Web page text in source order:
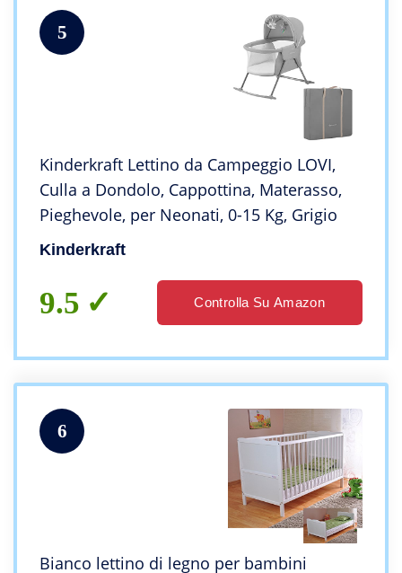
5
Kinderkraft Lettino da Campeggio LOVI,
Culla a Dondolo, Cappottina, Materasso,
Pieghevole, per Neonati, 0-15 Kg, Grigio
Kinderkraft
9.5 Controlla Su Amazon
6
Bianco lettino di legno per bambini